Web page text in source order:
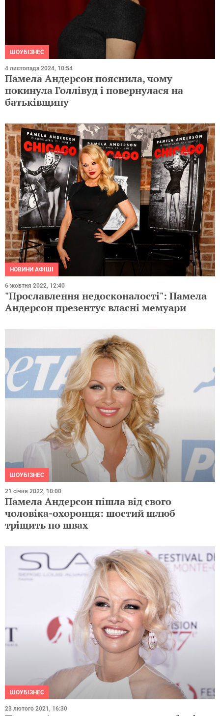
ШОУБІЗНЕС
4 листопада 2024, 10:54
Памела Андерсон пояснила, чому
покинула Голлівуд і повернулася на
батьківщину
НОВИНИ АФІШІ
6 жовтня 2022, 12:40
"Прославлення недосконалості": Памела
Андерсон презентує власні мемуари
ШОУБІЗНЕС
21 січня 2022, 10:00
Памела Андерсон пішла від свого
чоловіка-охоронця: шостий шлюб
тріщить по швах
ШОУБІЗНЕС
23 лютого 2021, 16:30